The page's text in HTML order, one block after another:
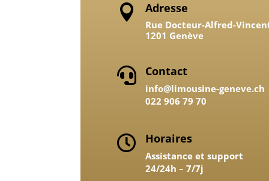
 Adresse
Rue Docteur-Alfred-
1201 Genève
 Contact
info@limousine-geneve.ch
022 906 79 70
 Horaires
Assistance et support
24/24h – 7/7j